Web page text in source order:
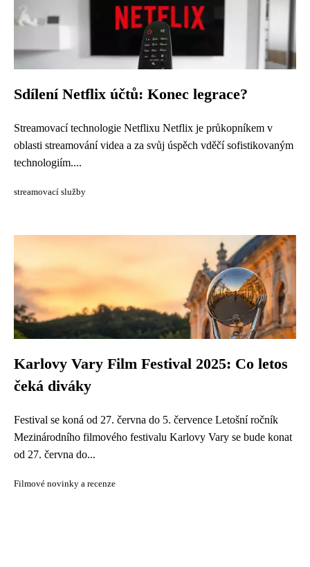
Sdílení Netflix účtů: Konec legrace?
Streamovací technologie Netflixu Netflix je průkopníkem v
oblasti streamování videa a za svůj úspěch vděčí sofistikovaným
technologiím....
streamovací služby
Karlovy Vary Film Festival 2025: Co letos
čeká diváky
Festival se koná od 27. června do 5. července Letošní ročník
Mezinárodního filmového festivalu Karlovy Vary se bude konat
od 27. června do...
Filmové novinky a recenze